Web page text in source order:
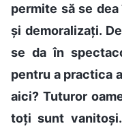
permite să se
și demoralizați.
se da în
pentru a practica
aici? Tuturor
toți sunt